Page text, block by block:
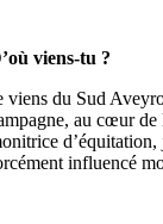
viens-tu ?
viens du Sud
au cœur de
d’équitation,
influencé